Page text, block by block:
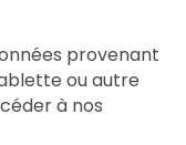
provenant
ou autre
à nos